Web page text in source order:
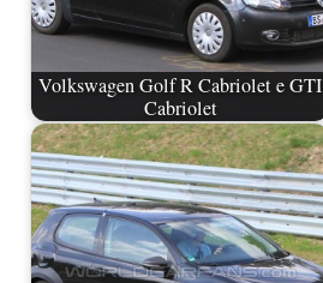
Volkswagen Golf R Cabriolet e GTI
Cabriolet